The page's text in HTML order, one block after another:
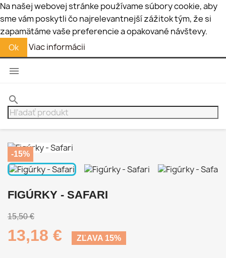
Na našej webovej stránke používame súbory cookie, aby
sme vám poskytli čo najrelevantnejší zážitok tým, že si
zapamätáme vaše preferencie a opakované návštevy.
Ok
Viac informácii

search
-15%
FIGÚRKY - SAFARI
15,50 €
13,18 € ZĽAVA 15%